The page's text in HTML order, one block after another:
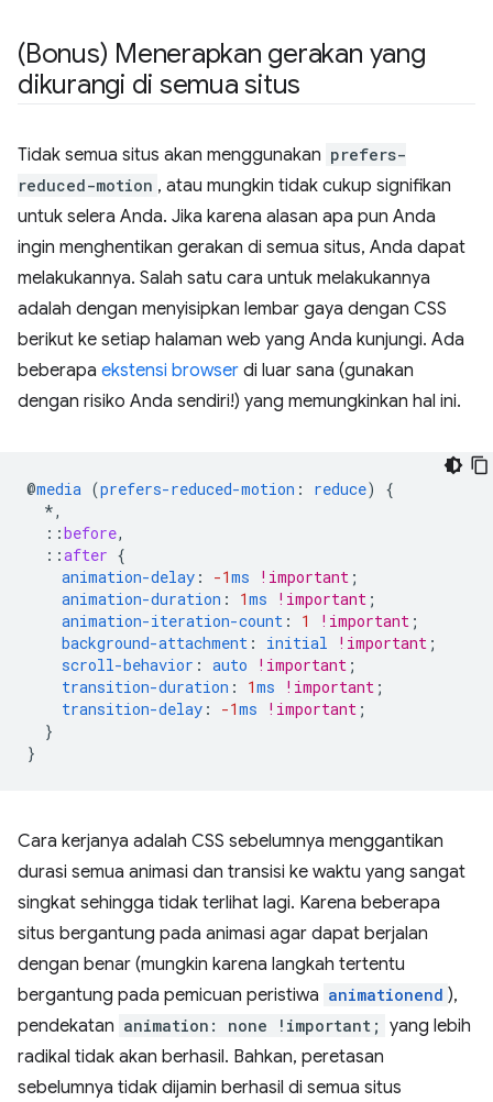
(Bonus) Menerapkan gerakan yang
dikurangi di semua situs
Tidak semua situs akan menggunakan prefers-
reduced-motion , atau mungkin tidak cukup signifikan
untuk selera Anda. Jika karena alasan apa pun Anda
ingin menghentikan gerakan di semua situs, Anda dapat
melakukannya. Salah satu cara untuk melakukannya
adalah dengan menyisipkan lembar gaya dengan CSS
berikut ke setiap halaman web yang Anda kunjungi. Ada
beberapa ekstensi browser di luar sana (gunakan
dengan risiko Anda sendiri!) yang memungkinkan hal ini.
@media (prefers-reduced-motion : reduce)
{
*,
::before,
::after {
animation-delay : -1ms !important ;
animation-duration : 1ms !important ;
animation-iteration-count : 1 !important ;
background-attachment : initial !important ;
scroll-behavior : auto !important ;
transition-duration : 1ms !important ;
transition-delay : -1ms !important ;
}
}
Cara kerjanya adalah CSS sebelumnya menggantikan
durasi semua animasi dan transisi ke waktu yang sangat
singkat sehingga tidak terlihat lagi. Karena beberapa
situs bergantung pada animasi agar dapat berjalan
dengan benar (mungkin karena langkah tertentu
bergantung pada pemicuan peristiwa animationend ),
pendekatan animation: none !important; yang lebih
radikal tidak akan berhasil. Bahkan, peretasan
sebelumnya tidak dijamin berhasil di semua situs